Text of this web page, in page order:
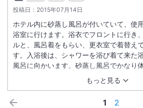
投稿日： 2015年07月14日
もっと見る
ホテル内に砂蒸し風呂が付いていて、使
浴室に行けます。浴衣でフロントに行き
ルと、風呂着をもらい、更衣室で着替え
す。入浴後は、シャワーを浴び着て来た
風呂に向かいます。砂蒸し風呂でかなり
で、この時点で汗だくです。その後、内
ので、着替えたいのですが、「もう一枚
1 2